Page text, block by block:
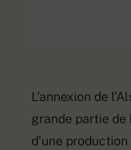
L’annexion de
grande partie de
d’une